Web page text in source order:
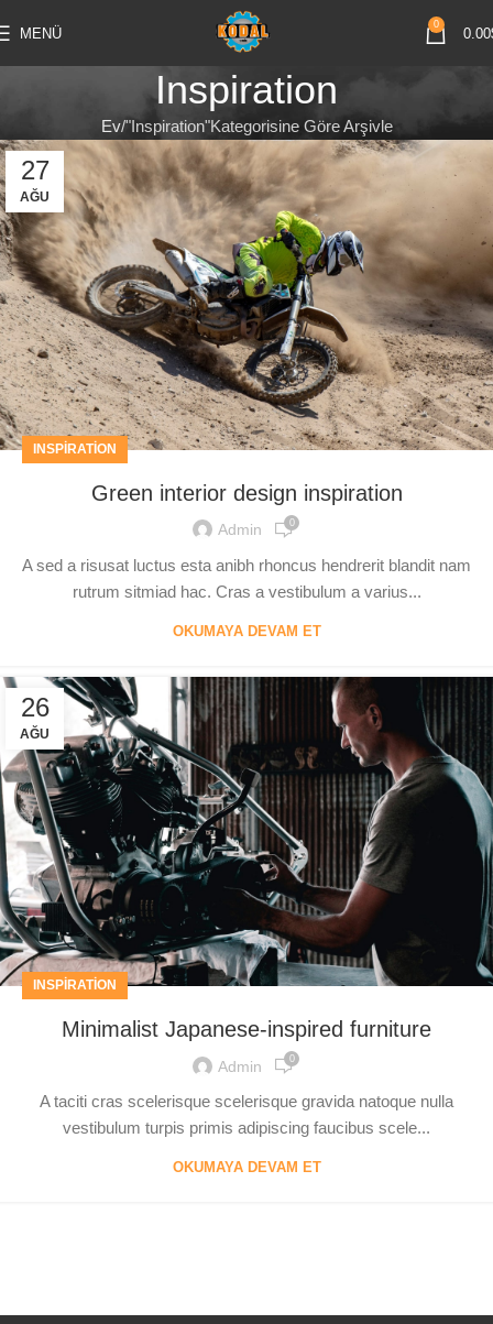
MENÜ
0
0.00
Inspiration
Ev "Inspiration"Kategorisine Göre Arşivle
27
AĞU
INSPIRATION
Green interior design inspiration
Admin 0
A sed a risusat luctus esta anibh rhoncus hendrerit blandit nam
rutrum sitmiad hac. Cras a vestibulum a varius...
OKUMAYA DEVAM ET
26
AĞU
INSPIRATION
Minimalist Japanese-inspired furniture
Admin 0
A taciti cras scelerisque scelerisque gravida natoque nulla
vestibulum turpis primis adipiscing faucibus scele...
OKUMAYA DEVAM ET